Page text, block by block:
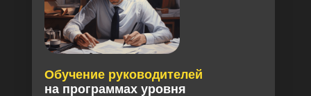
Обучение руководителей
на программах уровня